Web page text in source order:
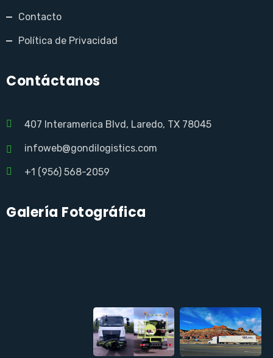
Contacto
Política de Privacidad
Contáctanos
407 Interamerica Blvd, Laredo, TX 78045
infoweb@gondilogistics.com
+1 (956) 568-2059
Galería Fotográfica